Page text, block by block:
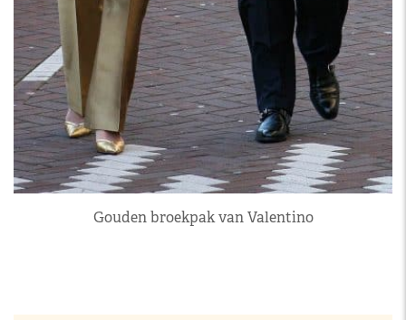
Gouden broekpak van Valentino